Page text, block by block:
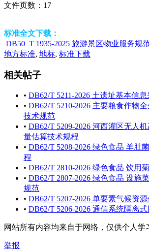
文件页数： 17
标准全文下载：
DB50_T 1935-2025 旅游景区物业服务规
地方标准, 地标, 标准下载
相关帖子
• DB62/T 5211-2026 土遗址基本信
• DB62/T 5210-2026 主要粮食作物
技术规范
• DB62/T 5209-2026 河西灌区无人
量估算技术规程
• DB62/T 5208-2026 绿色食品 羊肚
程
• DB62/T 2810-2026 绿色食品 饮用
• DB62/T 2807-2026 绿色食品 设施
规范
• DB62/T 5207-2026 单要素气候资
• DB62/T 5206-2026 通信系统隔离
网站所有内容均来自于网络，仅供个人学
举报